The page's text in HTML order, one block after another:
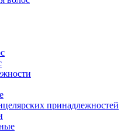
принадлежностей